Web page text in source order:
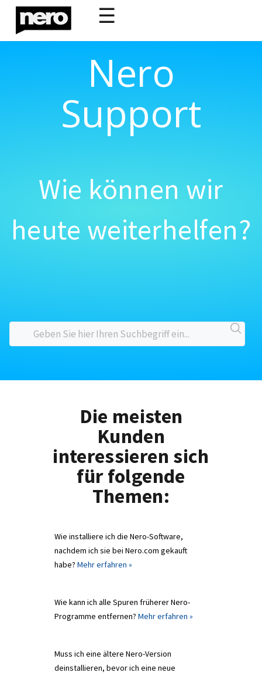
☰
Nero
Support
Wie können wir
heute weiterhelfen?
Die meisten
Kunden
interessieren sich
für folgende
Themen:
Wie installiere ich die Nero-Software,
nachdem ich sie bei Nero.com gekauft
habe? Mehr erfahren »
Wie kann ich alle Spuren früherer Nero-
Programme entfernen? Mehr erfahren »
Muss ich eine ältere Nero-Version
deinstallieren, bevor ich eine neue